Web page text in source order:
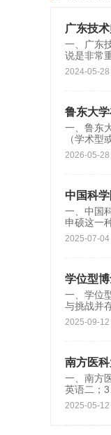
广东技
一、广东
说是非常
2024-05-28
鲁东大
一、鲁东
（学术
2026-05-28
中国科
一、中国
申硕这一
2025-07-04
学位型
一、学位
与挑战并
2025-09-12
南方医
一、南方
英语二；
2025-05-12